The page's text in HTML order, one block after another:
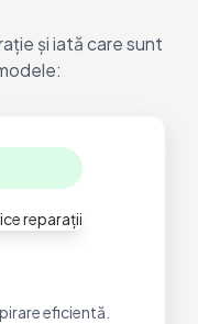
și iată care sunt
eficientă.